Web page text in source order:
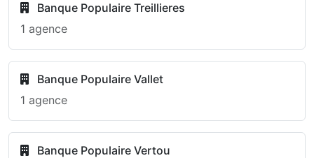
Banque Populaire Treillieres
1 agence
Banque Populaire Vallet
1 agence
Banque Populaire Vertou